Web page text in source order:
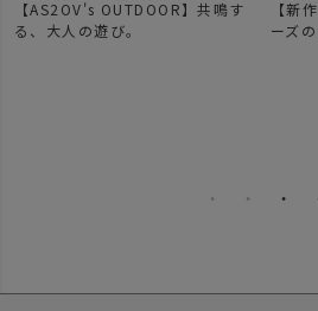
【AS2OV's OUTDOOR】共鳴す
る、大人の遊び。
【新
ーズ